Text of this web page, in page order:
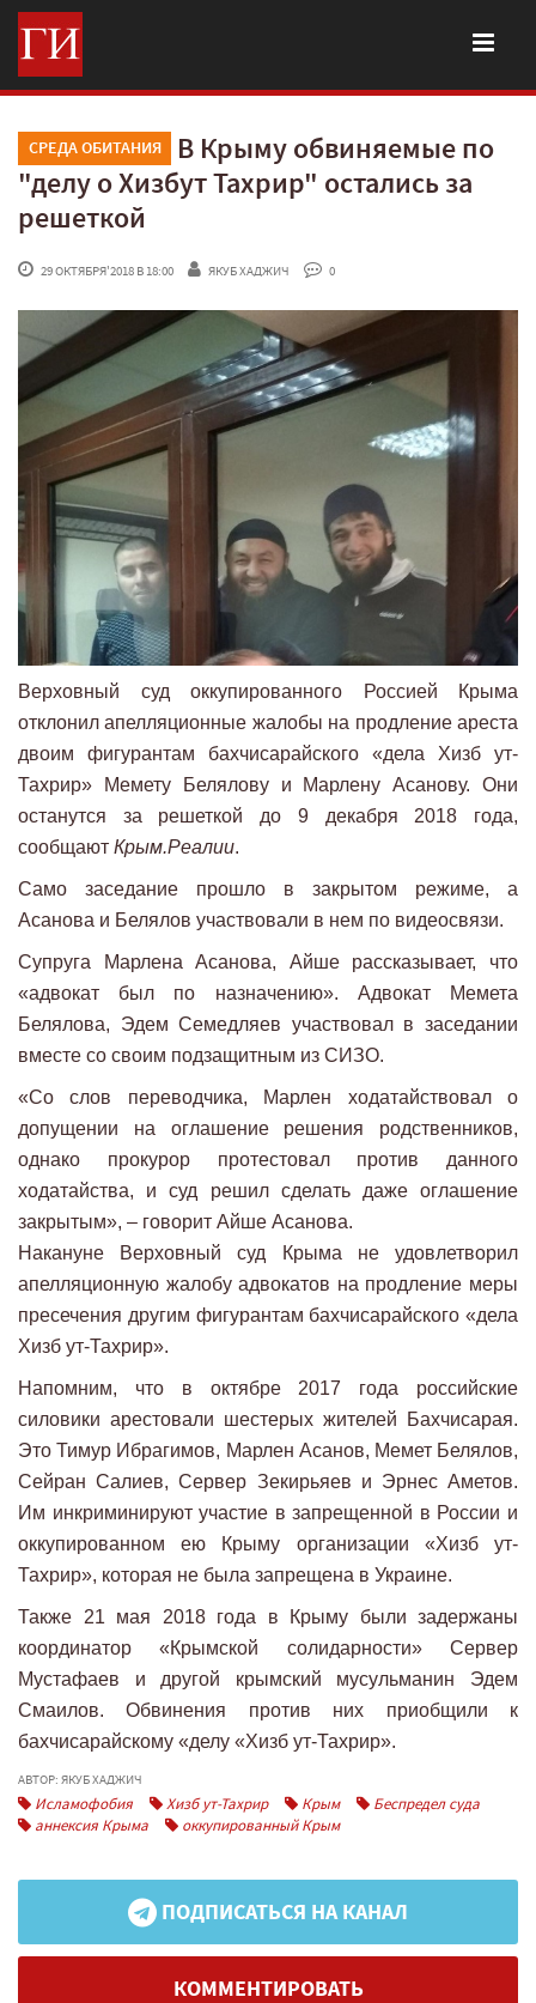
СРЕДА ОБИТАНИЯ
В Крыму обвиняемые по
"делу о Хизбут Тахрир" остались за
решеткой
29 ОКТЯБРЯ'2018 В 18:00 ЯКУБ ХАДЖИЧ 0
Верховный суд оккупированного Россией Крыма
отклонил апелляционные жалобы на продление ареста
двоим фигурантам бахчисарайского «дела Хизб ут-
Тахрир» Мемету Белялову и Марлену Асанову. Они
останутся за решеткой до 9 декабря 2018 года,
сообщают Крым.Реалии.
Само заседание прошло в закрытом режиме, а
Асанова и Белялов участвовали в нем по видеосвязи.
Супруга Марлена Асанова, Айше рассказывает, что
«адвокат был по назначению». Адвокат Мемета
Белялова, Эдем Семедляев участвовал в заседании
вместе со своим подзащитным из СИЗО.
«Со слов переводчика, Марлен ходатайствовал о
допущении на оглашение решения родственников,
однако прокурор протестовал против данного
ходатайства, и суд решил сделать даже оглашение
закрытым», – говорит Айше Асанова.
Накануне Верховный суд Крыма не удовлетворил
апелляционную жалобу адвокатов на продление меры
пресечения другим фигурантам бахчисарайского «дела
Хизб ут-Тахрир»​.
Напомним, что в октябре 2017 года российские
силовики арестовали шестерых жителей Бахчисарая.
Это Тимур Ибрагимов, Марлен Асанов, Мемет Белялов,
Сейран Салиев, Сервер Зекирьяев и Эрнес Аметов.
Им инкриминируют участие в запрещенной в России и
оккупированном ею Крыму организации «Хизб ут-
Тахрир», которая не была запрещена в Украине.
Также 21 мая 2018 года в Крыму были задержаны
координатор «Крымской солидарности» Сервер
Мустафаев и другой крымский мусульманин Эдем
Смаилов. Обвинения против них приобщили к
бахчисарайскому «делу «Хизб ут-Тахрир».
АВТОР: ЯКУБ ХАДЖИЧ
Исламофобия Хизб ут-Тахрир Крым
Беспредел суда
аннексия Крыма
оккупированный Крым
ПОДПИСАТЬСЯ НА КАНАЛ
КОММЕНТИРОВАТЬ